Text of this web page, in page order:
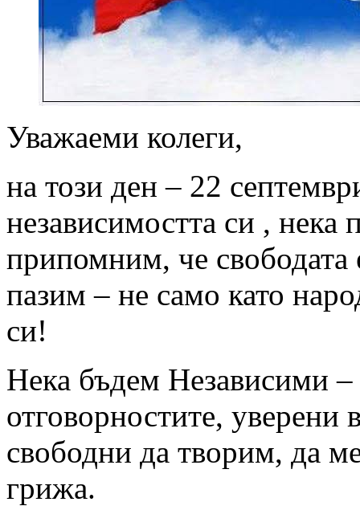
Уважаеми колеги,
на този ден – 22
независимостта си , нека
припомним, че свободата
пазим – не само като
си!
Нека бъдем Независими
отговорностите, уверени
свободни да творим, да
грижа.